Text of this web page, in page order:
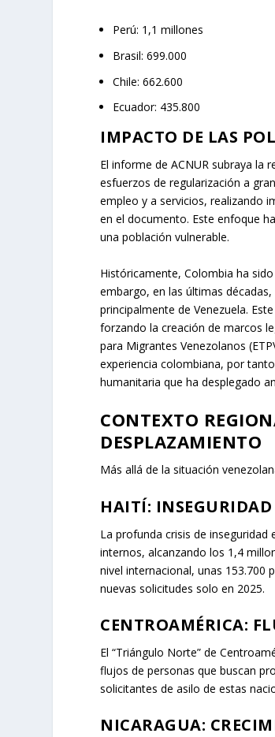
Perú: 1,1 millones
Brasil: 699.000
Chile: 662.600
Ecuador: 435.800
IMPACTO DE LAS
El informe de ACNUR subraya la
esfuerzos de regularización a
empleo y a servicios, realizando
en el documento. Este enfoque
una población vulnerable.
Históricamente, Colombia ha
embargo, en las últimas
principalmente de Venezuela.
forzando la creación de marcos
para Migrantes Venezolanos
experiencia colombiana, por
humanitaria que ha desplegado
CONTEXTO
DESPLAZAMIENTO
Más allá de la situación
HAITÍ:
La profunda crisis de
internos, alcanzando los 1,4
nivel internacional, unas 153.700
nuevas solicitudes solo en 2025.
CENTROAMÉRICA:
El “Triángulo Norte” de
flujos de personas que buscan
solicitantes de asilo de estas
NICARAGUA: